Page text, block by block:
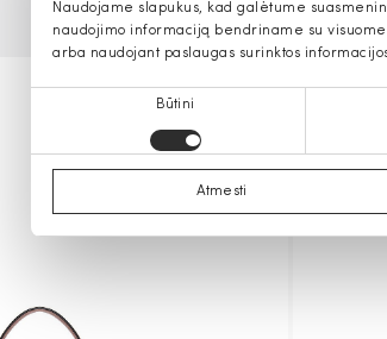
Naudojame slapukus, kad galėtume
naudojimo informaciją bendriname su
arba naudojant paslaugas surinktos
Būtini
Atmesti